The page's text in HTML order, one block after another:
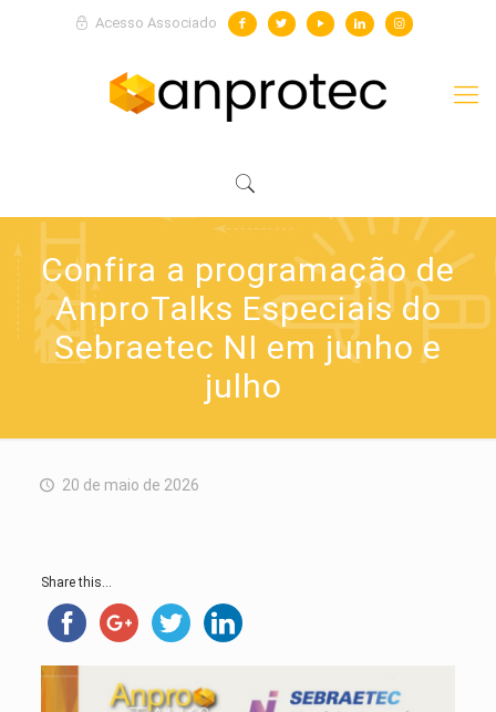
Acesso Associado
Confira a programação de
AnproTalks Especiais do
Sebraetec NI em junho e
julho
20 de maio de 2026
Share this...